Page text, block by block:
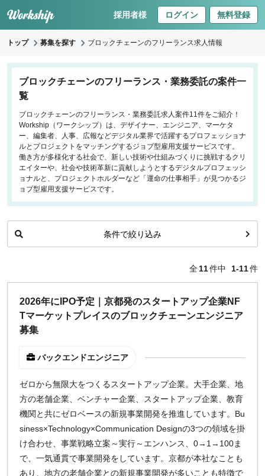
採用者様 ログイン 無料登録
トップ 募集を探す ブロックチェーンのフリーランス求人情報
ブロックチェーンのフリーランス・業務委託の案件一
覧
ブロックチェーンのフリーランス・業務委託求人案件11件をご紹介！
Workship（ワークシップ）は、デザイナー、エンジニア、マーケタ
ー、編集者、人事、広報などデジタル業界で活躍するプロフェッショナ
ルとプロジェクトをマッチングするジョブ型雇用支援サービスです。
働き方が多様化する社会で、新しい技術や仕組みづくりに挑戦するクリ
エイターや、社会や技術革新に貢献しようとするデジタルプロフェッシ
ョナルと、プロジェクトホルダーなど「運命の仕事相手」が見つかるジ
ョブ型雇用支援サービスです。
条件で絞り込み
キーワードで探す
フロントエンドエンジニア
バックエンドエンジニア
インフラエンジニア
iOS/Androidアプリエンジニア
データサイエンティスト
リモートのみ
出社希望
出社のみ
直接契約
副業OK
新規事業
スタートアップ
土日週末OK
稼働時間
全11件中 1-11件
2026年にIPO予定｜京都発のスタートアップ企業NF
Tマーケットプレイスのブロックチェーンエンジニア
募集
バックエンドエンジニア
ゼロから無限大をつくるスタートアップ企業。大手企業、地
方の老舗企業、ベンチャー企業、スタートアップ企業、教育
機関と共にゼロベースの新規事業開発を推進しています。Bu
siness×Technology×Communication Designの3つの領域を掛
け合わせ、事業戦略立案～実行～エンハンス、0→1→100ま
で、一気通貫で事業開発をしています。京都が本社なことも
あり、地方の老舗企業との新規事業開発が多いことも特徴で